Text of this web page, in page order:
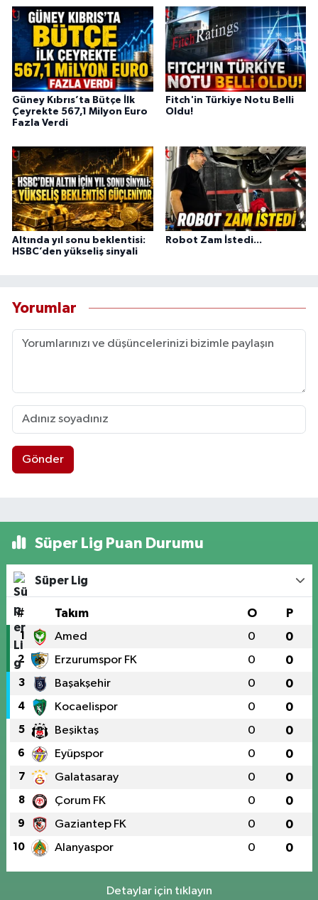
Güney Kıbrıs’ta Bütçe İlk
Çeyrekte 567,1 Milyon Euro
Fazla Verdi
Fitch'in Türkiye Notu Belli
Oldu!
Altında yıl sonu beklentisi:
HSBC’den yükseliş sinyali
Robot Zam İstedi...
Yorumlar
Gönder
Süper Lig Puan Durumu
Süper Lig
# Takım O P
1 Amed 0 0
2 Erzurumspor FK 0 0
3 Başakşehir 0 0
4 Kocaelispor 0 0
5 Beşiktaş 0 0
6 Eyüpspor 0 0
7 Galatasaray 0 0
8 Çorum FK 0 0
9 Gaziantep FK 0 0
10 Alanyaspor 0 0
Detaylar için tıklayın